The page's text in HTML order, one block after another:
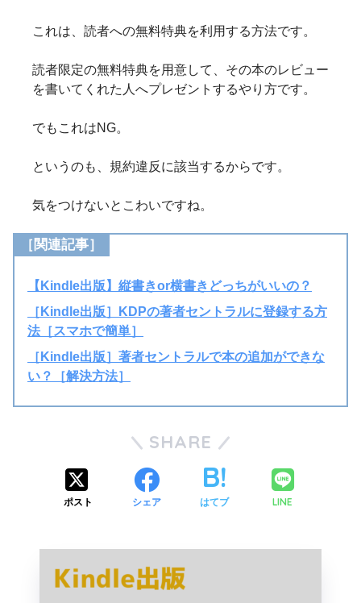
これは、読者への無料特典を利用する方法です。
読者限定の無料特典を用意して、その本のレビュー
を書いてくれた人へプレゼントするやり方です。
でもこれはNG。
というのも、規約違反に該当するからです。
気をつけないとこわいですね。
［関連記事］
【Kindle出版】縦書きor横書きどっちがいいの？
［Kindle出版］KDPの著者セントラルに登録する方
法［スマホで簡単］
［Kindle出版］著者セントラルで本の追加ができな
い？［解決方法］
SHARE
ポスト シェア はてブ LINE